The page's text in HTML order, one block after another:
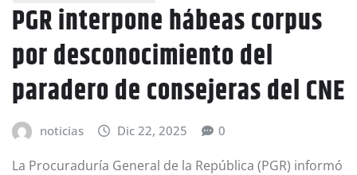
PGR interpone hábeas corpus
por desconocimiento del
paradero de consejeras del CNE
noticias Dic 22, 2025 0
La Procuraduría General de la República (PGR) informó